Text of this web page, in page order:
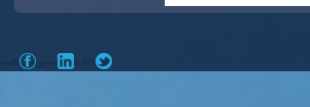
დამზადებულია mone.ge მიერ